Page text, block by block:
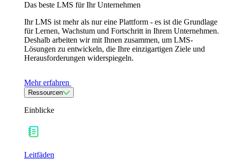
Das beste LMS für Ihr Unternehmen
Ihr LMS ist mehr als nur eine Plattform - es ist die Grundlage
für Lernen, Wachstum und Fortschritt in Ihrem Unternehmen.
Deshalb arbeiten wir mit Ihnen zusammen, um LMS-
Lösungen zu entwickeln, die Ihre einzigartigen Ziele und
Herausforderungen widerspiegeln.
Mehr erfahren
Ressourcen
Einblicke
Leitfäden